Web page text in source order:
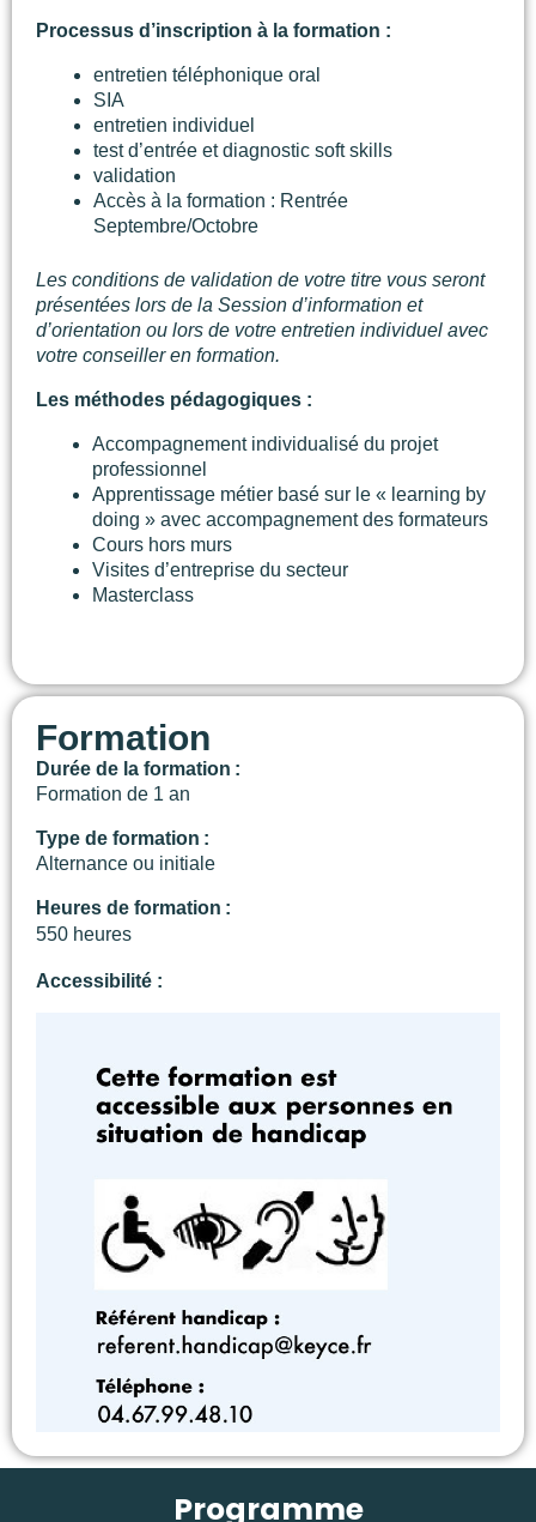
Processus d’inscription à la formation :
entretien téléphonique oral
SIA
entretien individuel
test d’entrée et diagnostic soft skills
validation
Accès à la formation : Rentrée
Septembre/Octobre
Les conditions de validation de votre titre vous seront
présentées lors de la Session d’information et
d’orientation ou lors de votre entretien individuel avec
votre conseiller en formation.
Les méthodes pédagogiques :
Accompagnement individualisé du projet
professionnel
Apprentissage métier basé sur le « learning by
doing » avec accompagnement des formateurs
Cours hors murs
Visites d’entreprise du secteur
Masterclass
Formation
Durée de la formation :
Formation de 1 an
Type de formation :
Alternance ou initiale
Heures de formation :
550 heures
Accessibilité :
Programme